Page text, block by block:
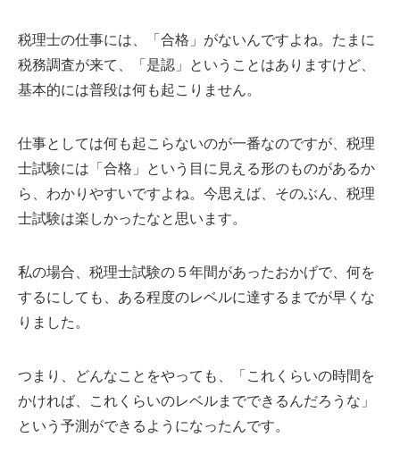
税理士の仕事には、「合格」がないんですよね。たまに
税務調査が来て、「是認」ということはありますけど、
基本的には普段は何も起こりません。
仕事としては何も起こらないのが一番なのですが、税理
士試験には「合格」という目に見える形のものがあるか
ら、わかりやすいですよね。今思えば、そのぶん、税理
士試験は楽しかったなと思います。
私の場合、税理士試験の５年間があったおかげで、何を
するにしても、ある程度のレベルに達するまでが早くな
りました。
つまり、どんなことをやっても、「これくらいの時間を
かければ、これくらいのレベルまでできるんだろうな」
という予測ができるようになったんです。